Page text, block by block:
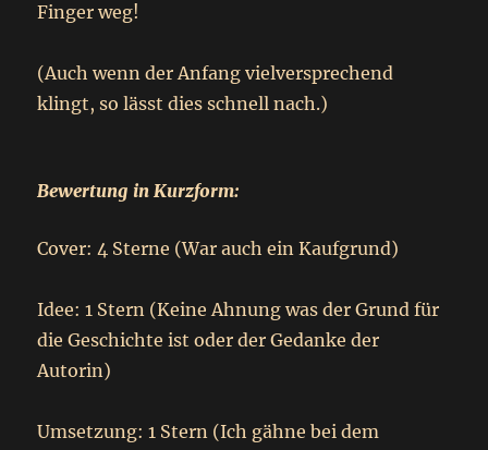
Finger weg!
(Auch wenn der Anfang vielversprechend
klingt, so lässt dies schnell nach.)
Bewertung in Kurzform:
Cover: 4 Sterne (War auch ein Kaufgrund)
Idee: 1 Stern (Keine Ahnung was der Grund für
die Geschichte ist oder der Gedanke der
Autorin)
Umsetzung: 1 Stern (Ich gähne bei dem